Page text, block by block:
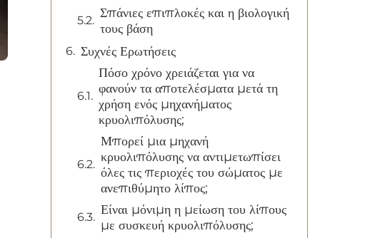
Σπάνιες επιπλοκές και η βιολογική
τους βάση
Συχνές Ερωτήσεις
Πόσο χρόνο χρειάζεται για να
φανούν τα αποτελέσματα μετά τη
χρήση ενός μηχανήματος
κρυολιπόλυσης;
Μπορεί μια μηχανή
κρυολιπόλυσης να αντιμετωπίσει
όλες τις περιοχές του σώματος με
ανεπιθύμητο λίπος;
Είναι μόνιμη η μείωση του λίπους
με συσκευή κρυολιπόλυσης;